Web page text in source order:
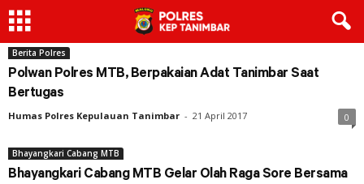
Berita Polres
Polwan Polres MTB, Berpakaian Adat Tanimbar Saat
Bertugas
Humas Polres Kepulauan Tanimbar - 21 April 2017 0
Bhayangkari Cabang MTB
Bhayangkari Cabang MTB Gelar Olah Raga Sore Bersama